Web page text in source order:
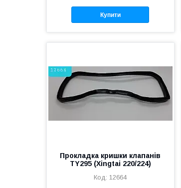
Купити
Прокладка кришки клапанів
TY295 (Xingtai 220/224)
12664